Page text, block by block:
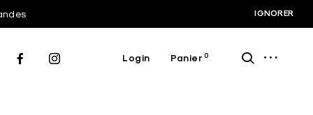
Login Panier 0
ouvrir
open
IGNORER